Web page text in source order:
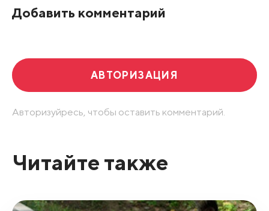
Добавить комментарий
АВТОРИЗАЦИЯ
Авторизуйресь, чтобы оставить комментарий.
Читайте также